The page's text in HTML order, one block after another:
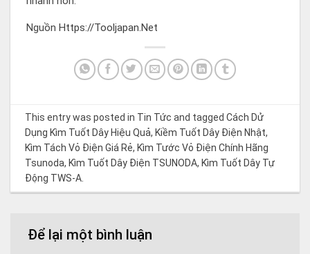
Nguồn Https://tooljapan.net
This entry was posted in Tin Tức and tagged Cách Dử
Dụng Kìm Tuốt Dây Hiệu Quả, Kiềm Tuốt Dây Điện Nhật,
Kìm Tách Vỏ Điện Giá Rẻ, Kìm Tước Vỏ Điện Chính Hãng
Tsunoda, Kìm Tuốt Dây Điện TSUNODA, Kìm Tuốt Dây Tự
Động TWS-A
Để lại một bình luận